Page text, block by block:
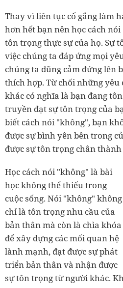
Thay vì liên tục cố gắng làm
hơn hết bạn nên học cách
tôn trọng thực sự của họ. Sự
việc chúng ta đáp ứng mọi
chúng ta dũng cảm đứng lên
thích hợp. Từ chối những yêu
khác có nghĩa là bạn đang
truyền đạt sự tôn trọng của
biết cách nói "không", bạn
được sự bình yên bên trong
được sự tôn trọng chân
Học cách nói "không" là bài
học không thể thiếu trong
cuộc sống. Nói "không" không
chỉ là tôn trọng nhu cầu của
bản thân mà còn là chìa khóa
để xây dựng các mối quan hệ
lành mạnh, đạt được sự phát
triển bản thân và nhận được
sự tôn trọng từ người khác.